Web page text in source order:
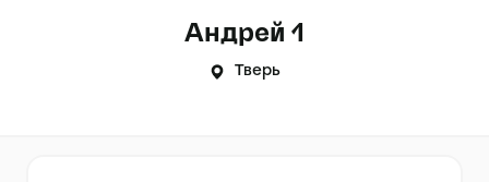
Андрей 1
Тверь